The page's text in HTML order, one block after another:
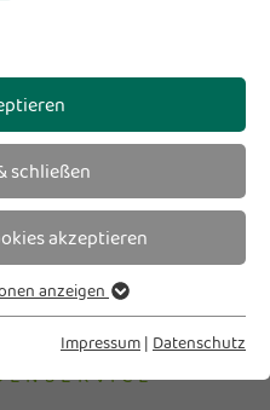
schließen
akzeptieren
anzeigen
Impressum | Datenschutz